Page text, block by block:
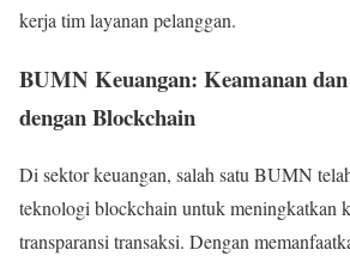
kerja tim layanan pelanggan.
BUMN Keuangan: Keamanan
dengan Blockchain
Di sektor keuangan, salah satu BUMN
teknologi blockchain untuk meningkatkan
transparansi transaksi. Dengan